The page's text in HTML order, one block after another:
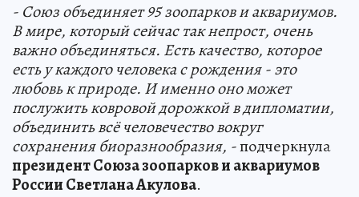
- Союз объединяет 95 зоопарков и аквариумов.
В мире, который сейчас так непрост, очень
важно объединяться. Есть качество, которое
есть у каждого человека с рождения - это
любовь к природе. И именно оно может
послужить ковровой дорожкой в дипломатии,
объединить всё человечество вокруг
сохранения биоразнообразия, -подчеркнула
президент Союза зоопарков и аквариумов
России Светлана Акулова.